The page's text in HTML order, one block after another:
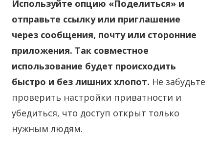
Используйте опцию «Поделиться» и
отправьте ссылку или приглашение
через сообщения, почту или сторонние
приложения. Так совместное
использование будет происходить
быстро и без лишних хлопот. Не забудьте
проверить настройки приватности и
убедиться, что доступ открыт только
нужным людям.